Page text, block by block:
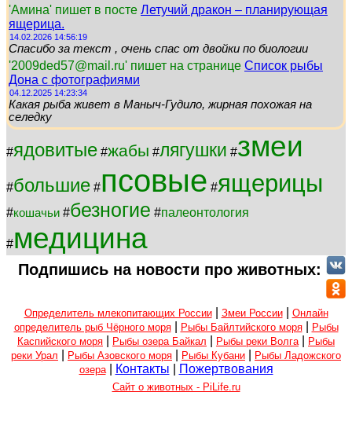
'Амина' пишет в посте Летучий дракон – планирующая
ящерица.
14.02.2026 14:56:19
Спасибо за текст , очень спас от двойки по биологии
'2009ded57@mail.ru' пишет на странице Список рыбы
Дона с фотографиями
04.12.2025 14:23:34
Какая рыба живет в Маныч-Гудило, жирная похожая на
селедку
#ядовитые #жабы #лягушки #змеи
#большие #псовые #ящерицы
#кошачьи #безногие #палеонтология
#медицина
Подпишись на новости про животных:
Определитель млекопитающих России| Змеи России| Онлайн
определитель рыб Чёрного моря| Рыбы Байлтийского моря|
Рыбы
Каспийского моря
Рыбы озера Байкал Рыбы реки Волга
Рыбы
реки Урал
Рыбы Азовского моря Рыбы Кубани
Рыбы Ладожского
озера| Контакты Пожертвования
Сайт о животных - PiLife.ru